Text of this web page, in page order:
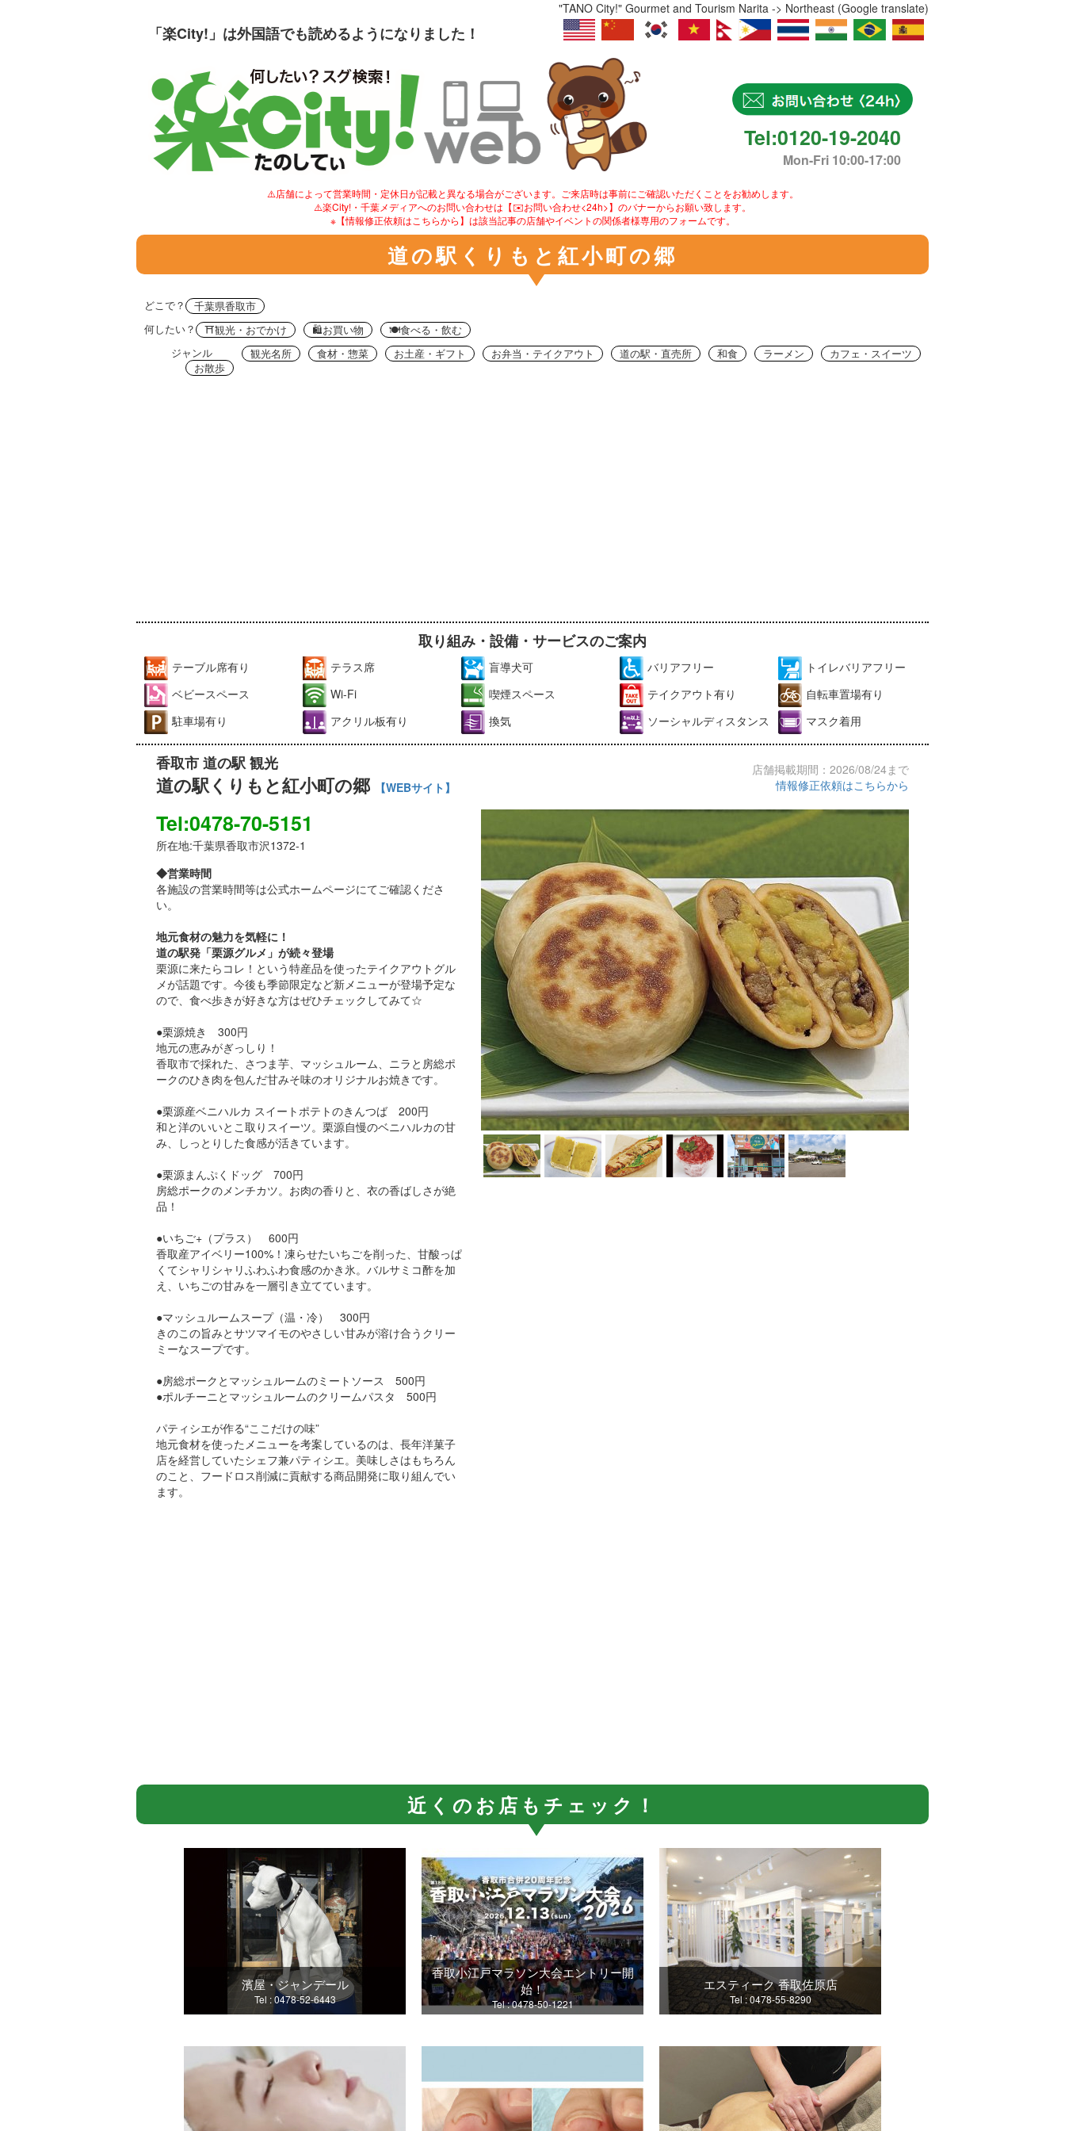
「楽City!」は外国語でも読めるようになりました！
"TANO City!" Gourmet and Tourism Narita -> Northeast (Google translate)
Tel:0120-19-2040
Mon-Fri 10:00-17:00
⚠️店舗によって営業時間・定休日が記載と異なる場合がございます。ご来店時は事前にご確認いただくことをお勧めします。
⚠️楽City!・千葉メディアへのお問い合わせは【✉️お問い合わせ<24h>】のバナーからお願い致します。
※【情報修正依頼はこちらから】は該当記事の店舗やイベントの関係者様専用のフォームです。
道の駅くりもと紅小町の郷
どこで？
千葉県香取市
何したい？
🍽食べる・飲む
🛍お買い物
⛩観光・おでかけ
ジャンル
カフェ・スイーツ
ラーメン
和食
道の駅・直売所
お弁当・テイクアウト
お土産・ギフト
食材・惣菜
観光名所
お散歩
取り組み・設備・サービスのご案内
テーブル席有り テラス席 盲導犬可 バリアフリー
トイレバリアフリー
ベビースペース
Wi-Fi 喫煙スペース テイクアウト有り
自転車置場有り
駐車場有り
アクリル板有り 換気 ソーシャルディスタンス マスク着用
香取市 道の駅 観光
道の駅くりもと紅小町の郷 【WEBサイト】
店舗掲載期間：2026/08/24まで
情報修正依頼はこちらから
Tel:0478-70-5151
所在地:千葉県香取市沢1372-1
◆営業時間
各施設の営業時間等は公式ホームページにてご確認くださ
い。
地元食材の魅力を気軽に！
道の駅発「栗源グルメ」が続々登場
栗源に来たらコレ！という特産品を使ったテイクアウトグル
メが話題です。今後も季節限定など新メニューが登場予定な
ので、食べ歩きが好きな方はぜひチェックしてみて☆
●栗源焼き 300円
地元の恵みがぎっしり！
香取市で採れた、さつま芋、マッシュルーム、ニラと房総ポ
ークのひき肉を包んだ甘みそ味のオリジナルお焼きです。
●栗源産ベニハルカ スイートポテトのきんつば 200円
和と洋のいいとこ取りスイーツ。栗源自慢のベニハルカの甘
み、しっとりした食感が活きています。
●栗源まんぷくドッグ 700円
房総ポークのメンチカツ。お肉の香りと、衣の香ばしさが絶
品！
●いちご+（プラス） 600円
香取産アイベリー100%！凍らせたいちごを削った、甘酸っぱ
くてシャリシャリふわふわ食感のかき氷。バルサミコ酢を加
え、いちごの甘みを一層引き立てています。
●マッシュルームスープ（温・冷） 300円
きのこの旨みとサツマイモのやさしい甘みが溶け合うクリー
ミーなスープです。
●房総ポークとマッシュルームのミートソース 500円
●ポルチーニとマッシュルームのクリームパスタ 500円
パティシエが作る“ここだけの味”
地元食材を使ったメニューを考案しているのは、長年洋菓子
店を経営していたシェフ兼パティシエ。美味しさはもちろん
のこと、フードロス削減に貢献する商品開発に取り組んでい
ます。
近くのお店もチェック！
濱屋・ジャンデール
Tel : 0478-52-6443
香取小江戸マラソン大会エントリー開
始！
Tel : 0478-50-1221
エスティーク 香取佐原店
Tel : 0478-55-8290